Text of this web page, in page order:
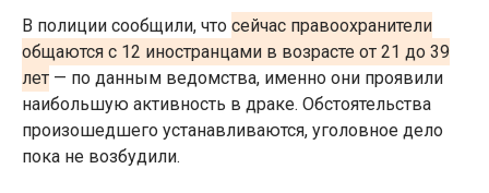
В полиции сообщили, что сейчас правоохранители
общаются с 12 иностранцами в возрасте от 21 до 39
лет — по данным ведомства, именно они проявили
наибольшую активность в драке. Обстоятельства
произошедшего устанавливаются, уголовное дело
пока не возбудили.